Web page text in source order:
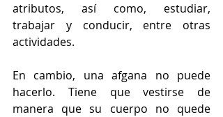
atributos, así como, estudiar,
trabajar y conducir, entre otras
actividades.
En cambio, una afgana no puede
hacerlo. Tiene que vestirse de
manera que su cuerpo no quede